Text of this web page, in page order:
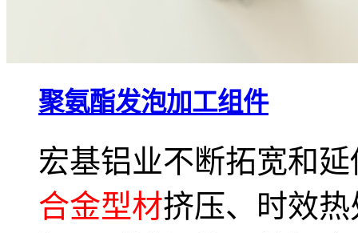
聚氨酯发泡加工组件
宏基铝业不断拓宽和
合金型材挤压、时效